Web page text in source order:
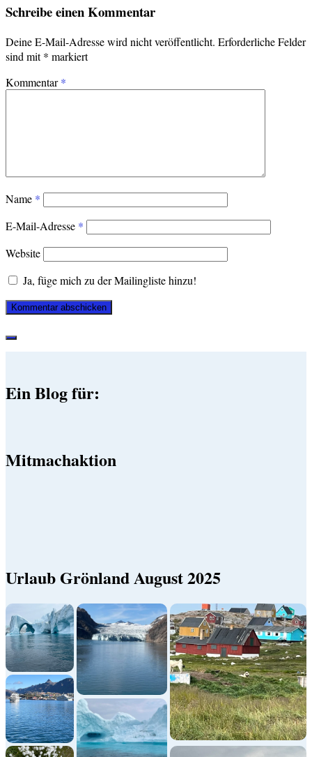
Schreibe einen Kommentar
Deine E-Mail-Adresse wird nicht veröffentlicht. Erforderliche Felder
sind mit* markiert
Kommentar*
Name *
E-Mail-Adresse *
Website
Ja, füge mich zu der Mailingliste hinzu!
Ein Blog für:
Mitmachaktion
Urlaub Grönland August 2025